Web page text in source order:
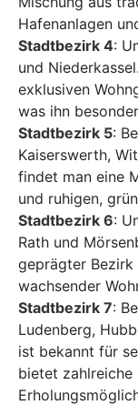
Hafenanlagen
Stadtbezirk 4:
und
exklusiven
was ihn
Stadtbezirk 5:
Kaiserswerth,
findet man eine
und ruhigen,
Stadtbezirk 6:
Rath und
geprägter Bezirk
wachsender
Stadtbezirk 7:
Ludenberg,
ist bekannt für
bietet zahlreiche